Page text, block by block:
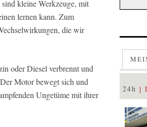
kleine Werkzeuge, mit
lernen kann. Zum
die wir
oder Diesel verbrennt und
Motor bewegt sich und
Ungetüme mit ihrer
24h